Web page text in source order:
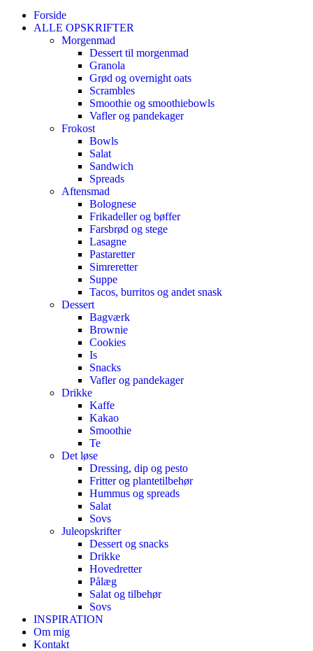
Forside
ALLE OPSKRIFTER
Morgenmad
Dessert til morgenmad
Granola
Grød og overnight oats
Scrambles
Smoothie og smoothiebowls
Vafler og pandekager
Frokost
Bowls
Salat
Sandwich
Spreads
Aftensmad
Bolognese
Frikadeller og bøffer
Farsbrød og stege
Lasagne
Pastaretter
Simreretter
Suppe
Tacos, burritos og andet snask
Dessert
Bagværk
Brownie
Cookies
Is
Snacks
Vafler og pandekager
Drikke
Kaffe
Kakao
Smoothie
Te
Det løse
Dressing, dip og pesto
Fritter og plantetilbehør
Hummus og spreads
Salat
Sovs
Juleopskrifter
Dessert og snacks
Drikke
Hovedretter
Pålæg
Salat og tilbehør
Sovs
INSPIRATION
Om mig
Kontakt